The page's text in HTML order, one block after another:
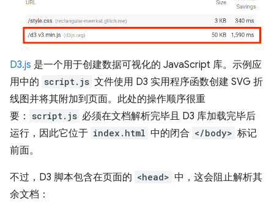
D3.js 是一个用于创建数据可视化的 JavaScript 库。示例应
用中的 script.js 文件使用 D3 实用程序函数创建 SVG 折
线图并将其附加到页面。此处的操作顺序很重
要：
script.js 必须在文档解析完毕且 D3 库加载完毕后
运行，因此它位于 index.html 中的闭合 </body> 标记
前面。
不过，D3 脚本包含在页面的 <head> 中，这会阻止解析其
余文档：